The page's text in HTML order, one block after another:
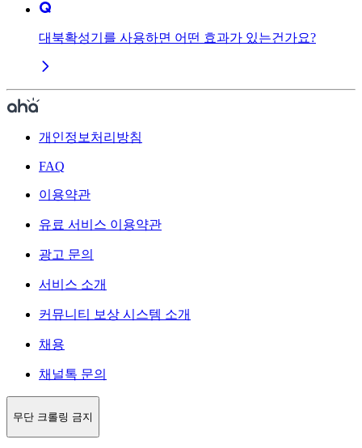
대북확성기를 사용하면 어떤 효과가 있는건가요?
개인정보처리방침
FAQ
이용약관
유료 서비스 이용약관
광고 문의
서비스 소개
커뮤니티 보상 시스템 소개
채용
채널톡 문의
무단 크롤링 금지